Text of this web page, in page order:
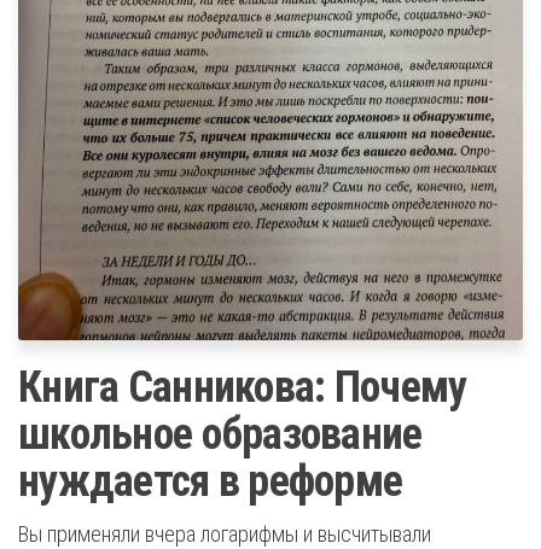
Книга Санникова: Почему
школьное образование
нуждается в реформе
Вы применяли вчера логарифмы и высчитывали